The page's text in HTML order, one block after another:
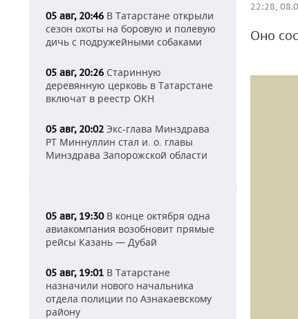
05 авг, 20:46 В Татарстане открыли
сезон охоты на боровую и полевую
дичь с подружейными собаками
05 авг, 20:26 Старинную
деревянную церковь в Татарстане
включат в реестр ОКН
05 авг, 20:02 Экс-глава Минздрава
РТ Миннуллин стал и. о. главы
Минздрава Запорожской области
05 авг, 19:30В конце октября одна
авиакомпания возобновит прямые
рейсы Казань — Дубай
05 авг, 19:01 В Татарстане
назначили нового начальника
отдела полиции по Азнакаевскому
району
22:28,
Оно